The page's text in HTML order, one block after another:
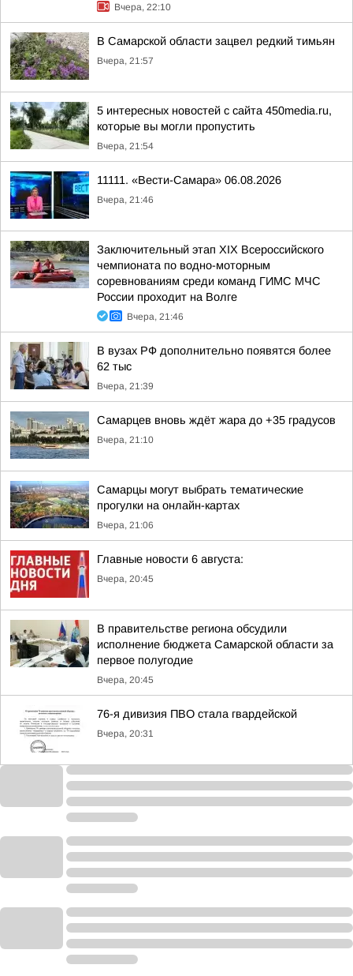
Вчера, 22:10
В Самарской области зацвел редкий тимьян
Вчера, 21:57
5 интересных новостей с сайта 450media.ru,
которые вы могли пропустить
Вчера, 21:54
11111. «Вести-Самара» 06.08.2026
Вчера, 21:46
Заключительный этап XIХ Всероссийского
чемпионата по водно-моторным
соревнованиям среди команд ГИМС МЧС
России проходит на Волге
Вчера, 21:46
В вузах РФ дополнительно появятся более
62 тыс
Вчера, 21:39
Самарцев вновь ждёт жара до +35 градусов
Вчера, 21:10
Самарцы могут выбрать тематические
прогулки на онлайн-картах
Вчера, 21:06
Главные новости 6 августа:
Вчера, 20:45
В правительстве региона обсудили
исполнение бюджета Самарской области за
первое полугодие
Вчера, 20:45
76-я дивизия ПВО стала гвардейской
Вчера, 20:31